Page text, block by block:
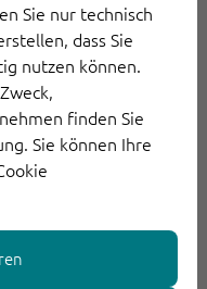
Sie nur technisch
dass Sie
nutzen können.
finden Sie
Sie können Ihre
Zielen passt.
zur
die proaktiv
Lösungen